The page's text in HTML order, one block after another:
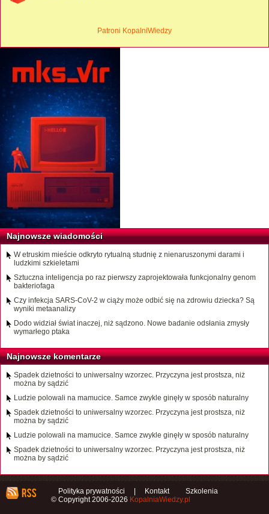
Patroni KopalniWiedzy
Najnowsze wiadomości
W etruskim mieście odkryto rytualną studnię z nienaruszonymi darami i
ludzkimi szkieletami
Sztuczna inteligencja po raz pierwszy zaprojektowała funkcjonalny genom
bakteriofaga
Czy infekcja SARS-CoV-2 w ciąży może odbić się na zdrowiu dziecka? Są
wyniki metaanalizy
Dodo widział świat inaczej, niż sądzono. Nowe badanie odsłania zmysły
wymarłego ptaka
Najnowsze komentarze
Spadek dzietności to uniwersalny wzorzec. Przyczyna jest prostsza, niż
można by sądzić
Ludzie polowali na mamucice. Samce zwykle ginęły w sposób naturalny
Spadek dzietności to uniwersalny wzorzec. Przyczyna jest prostsza, niż
można by sądzić
Ludzie polowali na mamucice. Samce zwykle ginęły w sposób naturalny
Spadek dzietności to uniwersalny wzorzec. Przyczyna jest prostsza, niż
można by sądzić
Polityka prywatności | Kontakt
Szkolenia
© Copyright 2006-2026 KopalniaWiedzy.pl